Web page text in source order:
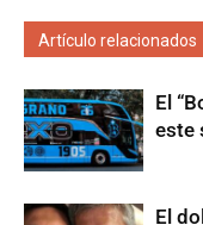
Artículo relacionados
El
este
El